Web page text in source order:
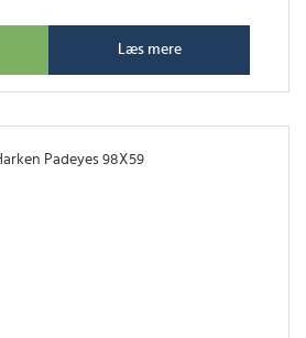
Læs mere